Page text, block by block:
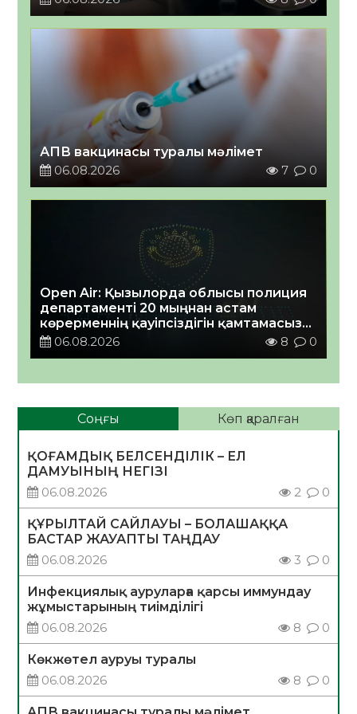
АПВ вакцинасы туралы мәлімет
06.08.2026
7 0
Open Air: Қызылорда облысы полиция
департаменті 20 мыңнан астам
көрерменнің қауіпсіздігін қамтамасыз
етті06.08.2026 8 0
Соңғы Көп қаралған
ҚОҒАМДЫҚ БЕЛСЕНДІЛІК – ЕЛ
ДАМУЫНЫҢ НЕГІЗІ
06.08.2026
2 0
ҚҰРЫЛТАЙ САЙЛАУЫ – БОЛАШАҚҚА
БАСТАР ЖАУАПТЫ ТАҢДАУ
06.08.2026
3 0
Инфекциялық ауруларға қарсы иммундау
жұмыстарының тиімділігі
06.08.2026
8 0
Көкжөтел ауруы туралы
06.08.2026
8 0